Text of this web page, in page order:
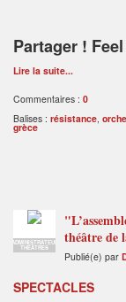
Partager !
Lire la suite...
Commentaires : 0
Balises : résistance
grèce
ADMINISTRATEUR
THÉÂTRES
théâtre de
Publié(e) par
SPECTACLES